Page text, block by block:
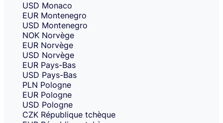
USD Monaco
EUR Montenegro
USD Montenegro
NOK Norvège
EUR Norvège
USD Norvège
EUR Pays-Bas
USD Pays-Bas
PLN Pologne
EUR Pologne
USD Pologne
CZK République tchèque